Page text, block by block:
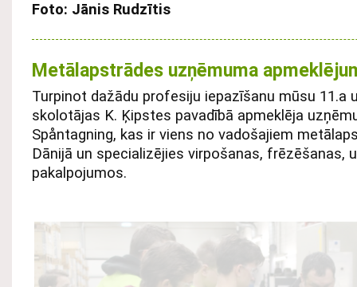
Foto: Jānis Rudzītis
Metālapstrādes uzņēmuma
Turpinot dažādu profesiju iepazīšanu mūsu 11.a
skolotājas K. Ķipstes pavadībā apmeklēja
Spåntagning, kas ir viens no vadošajiem
Dānijā un specializējies virpošanas, frēzēšanas,
pakalpojumos.